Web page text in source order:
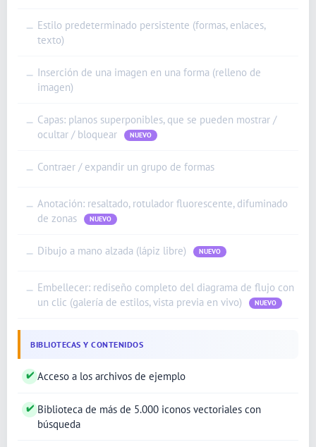
— Estilo predeterminado persistente (formas, enlaces,
texto)
— Inserción de una imagen en una forma (relleno de
imagen)
— Capas: planos superponibles, que se pueden mostrar /
ocultar / bloquear
NUEVO
— Contraer / expandir un grupo de formas
— Anotación: resaltado, rotulador fluorescente, difuminado
de zonas
NUEVO
— Dibujo a mano alzada (lápiz libre) NUEVO
— Embellecer: rediseño completo del diagrama de flujo con
un clic (galería de estilos, vista previa en vivo)
NUEVO
BIBLIOTECAS Y CONTENIDOS
✔ Acceso a los archivos de ejemplo
✔ Biblioteca de más de 5.000 iconos vectoriales con
búsqueda